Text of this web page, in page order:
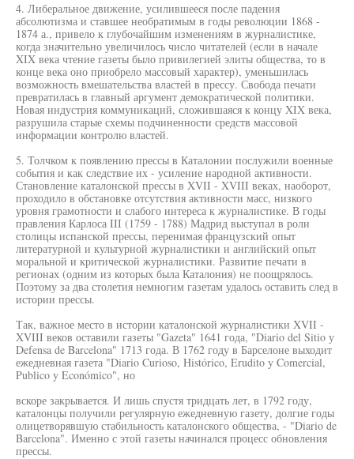
4. Либеральное движение, усилившееся после падения
абсолютизма и ставшее необратимым в годы революции 1868 -
1874 а., привело к глубочайшим изменениям в журналистике,
когда значительно увеличилось число читателей (если в начале
XIX века чтение газеты было привилегией элиты общества, то в
конце века оно приобрело массовый характер), уменьшилась
возможность вмешательства властей в прессу. Свобода печати
превратилась в главный аргумент демократической политики.
Новая индустрия коммуникаций, сложившаяся к концу XIX века,
разрушила старые схемы подчиненности средств массовой
информации контролю властей.
5. Толчком к появлению прессы в Каталонии послужили военные
события и как следствие их - усиление народной активности.
Становление каталонской прессы в XVII - XVIII веках, наоборот,
проходило в обстановке отсутствия активности масс, низкого
уровня грамотности и слабого интереса к журналистике. В годы
правления Карлоса III (1759 - 1788) Мадрид выступал в роли
столицы испанской прессы, перенимая французский опыт
литературной и культурной журналистики и английский опыт
моральной и критической журналистики. Развитие печати в
регионах (одним из которых была Каталония) не поощрялось.
Поэтому за два столетия немногим газетам удалось оставить след в
истории прессы.
Так, важное место в истории каталонской журналистики XVII -
XVIII веков оставили газеты "Gazeta" 1641 года, "Diario del Sitio у
Defensa de Barcelona" 1713 года. В 1762 году в Барселоне выходит
ежедневная газета "Diario Curioso, Histórico, Erudito y Comercial,
Publico y Económico", но
вскоре закрывается. И лишь спустя тридцать лет, в 1792 году,
каталонцы получили регулярную ежедневную газету, долгие годы
олицетворявшую стабильность каталонского общества, - "Diario de
Barcelona". Именно с этой газеты начинался процесс обновления
прессы.